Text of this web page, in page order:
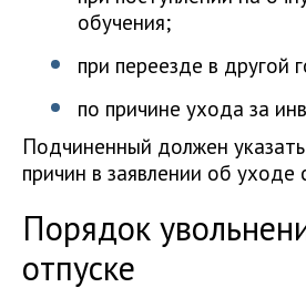
обучения;
при переезде в другой
по причине ухода за
Подчиненный должен
причин в заявлении об уходе
Порядок
отпуске